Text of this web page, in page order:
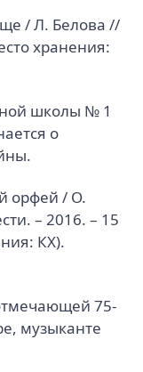
/ Л. Белова //
хранения:
школы № 1
о
орфей / О.
– 2016. – 15
КХ).
75-
музыканте